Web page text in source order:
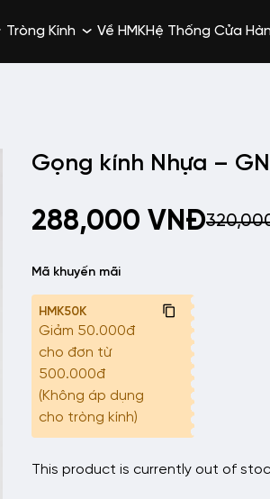
Tròng Kính Về HMKHệ Thống Cửa
Gọng kính Nhựa –
288,000 VNĐ
Mã khuyến mãi
HMK50K
Giảm 50.000đ
cho đơn từ
500.000đ
(Không áp dụng
cho tròng kính)
This product is currently out of